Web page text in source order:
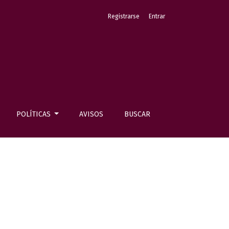
POLÍTICAS AVISOS BUSCAR
Registrarse Entrar